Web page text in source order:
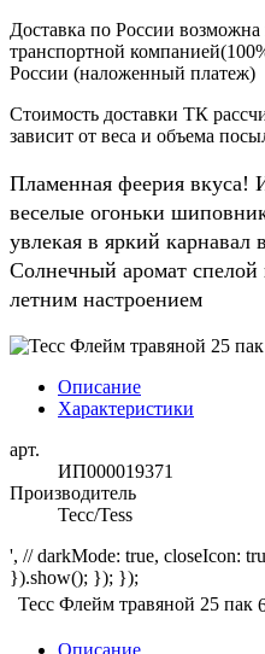
Доставка по России
транспортной
России (наложенный платеж)
Стоимость доставки ТК
зависит от веса и объема
Пламенная феерия вкуса!
веселые огоньки
увлекая в яркий карнавал
Солнечный аромат
летним настроением
Описание
Характеристики
арт.
ИП000019371
Производитель
Тесс/Tess
', // darkMode: true, closeIcon:
}).show(); }); });
Тесс Флейм травяной 25 пак
Описание